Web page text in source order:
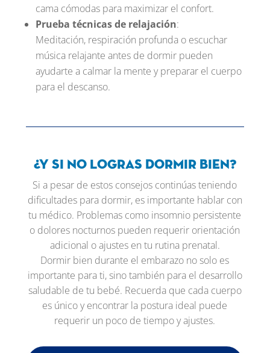
cama cómodas para maximizar el confort.
Prueba técnicas de relajación:
Meditación, respiración profunda o escuchar
música relajante antes de dormir pueden
ayudarte a calmar la mente y preparar el cuerpo
para el descanso.
¿Y si no logras dormir bien?
Si a pesar de estos consejos continúas teniendo
dificultades para dormir, es importante hablar con
tu médico. Problemas como insomnio persistente
o dolores nocturnos pueden requerir orientación
adicional o ajustes en tu rutina prenatal.
Dormir bien durante el embarazo no solo es
importante para ti, sino también para el desarrollo
saludable de tu bebé. Recuerda que cada cuerpo
es único y encontrar la postura ideal puede
requerir un poco de tiempo y ajustes.